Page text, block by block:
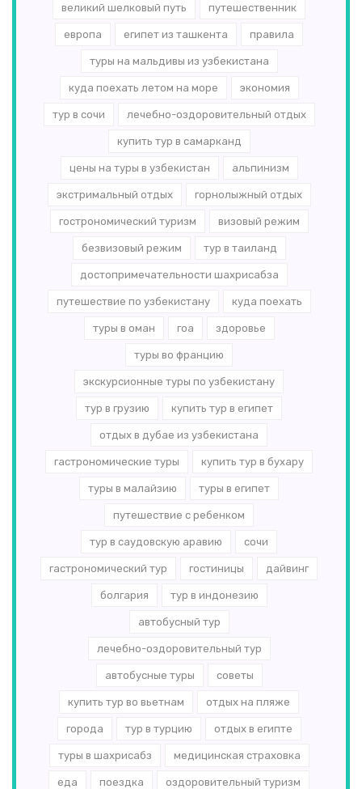
великий шелковый путь путешественник
европа египет из ташкента правила
туры на мальдивы из узбекистана
куда поехать летом на море экономия
тур в сочи лечебно-оздоровительный отдых
купить тур в самарканд
цены на туры в узбекистан альпинизм
экстримальный отдых горнолыжный отдых
гострономический туризм визовый режим
безвизовый режим тур в таиланд
достопримечательности шахрисабза
путешествие по узбекистану куда поехать
туры в оман гоа здоровье
туры во францию
экскурсионные туры по узбекистану
тур в грузию купить тур в египет
отдых в дубае из узбекистана
гастрономические туры купить тур в бухару
туры в малайзию туры в египет
путешествие с ребенком
тур в саудовскую аравию сочи
гастрономический тур гостиницы дайвинг
болгария тур в индонезию
автобусный тур
лечебно-оздоровительный тур
автобусные туры советы
купить тур во вьетнам отдых на пляже
города тур в турцию отдых в египте
туры в шахрисабз медицинская страховка
еда поездка оздоровительный туризм